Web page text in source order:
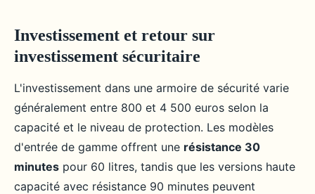
Investissement et retour sur
investissement sécuritaire
L'investissement dans une armoire de sécurité varie
généralement entre 800 et 4 500 euros selon la
capacité et le niveau de protection. Les modèles
d'entrée de gamme offrent une résistance 30
minutes pour 60 litres, tandis que les versions haute
capacité avec résistance 90 minutes peuvent